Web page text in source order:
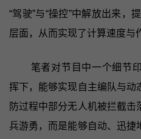
“驾驶”与“操控”中解放出来，
层面，从而实现了计算速度与
笔者对节目中一个细节
挥下，能够实现自主编队与动
防过程中部分无人机被拦截
兵游勇，而是能够自动、迅捷